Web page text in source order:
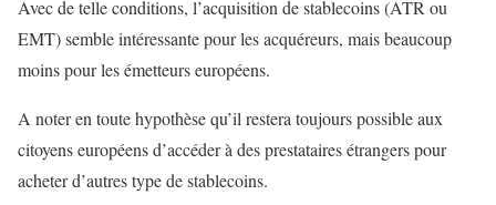
Avec de telle conditions, l’acquisition de stablecoins (ATR ou
EMT) semble intéressante pour les acquéreurs, mais beaucoup
moins pour les émetteurs européens.
A noter en toute hypothèse qu’il restera toujours possible aux
citoyens européens d’accéder à des prestataires étrangers pour
acheter d’autres type de stablecoins.